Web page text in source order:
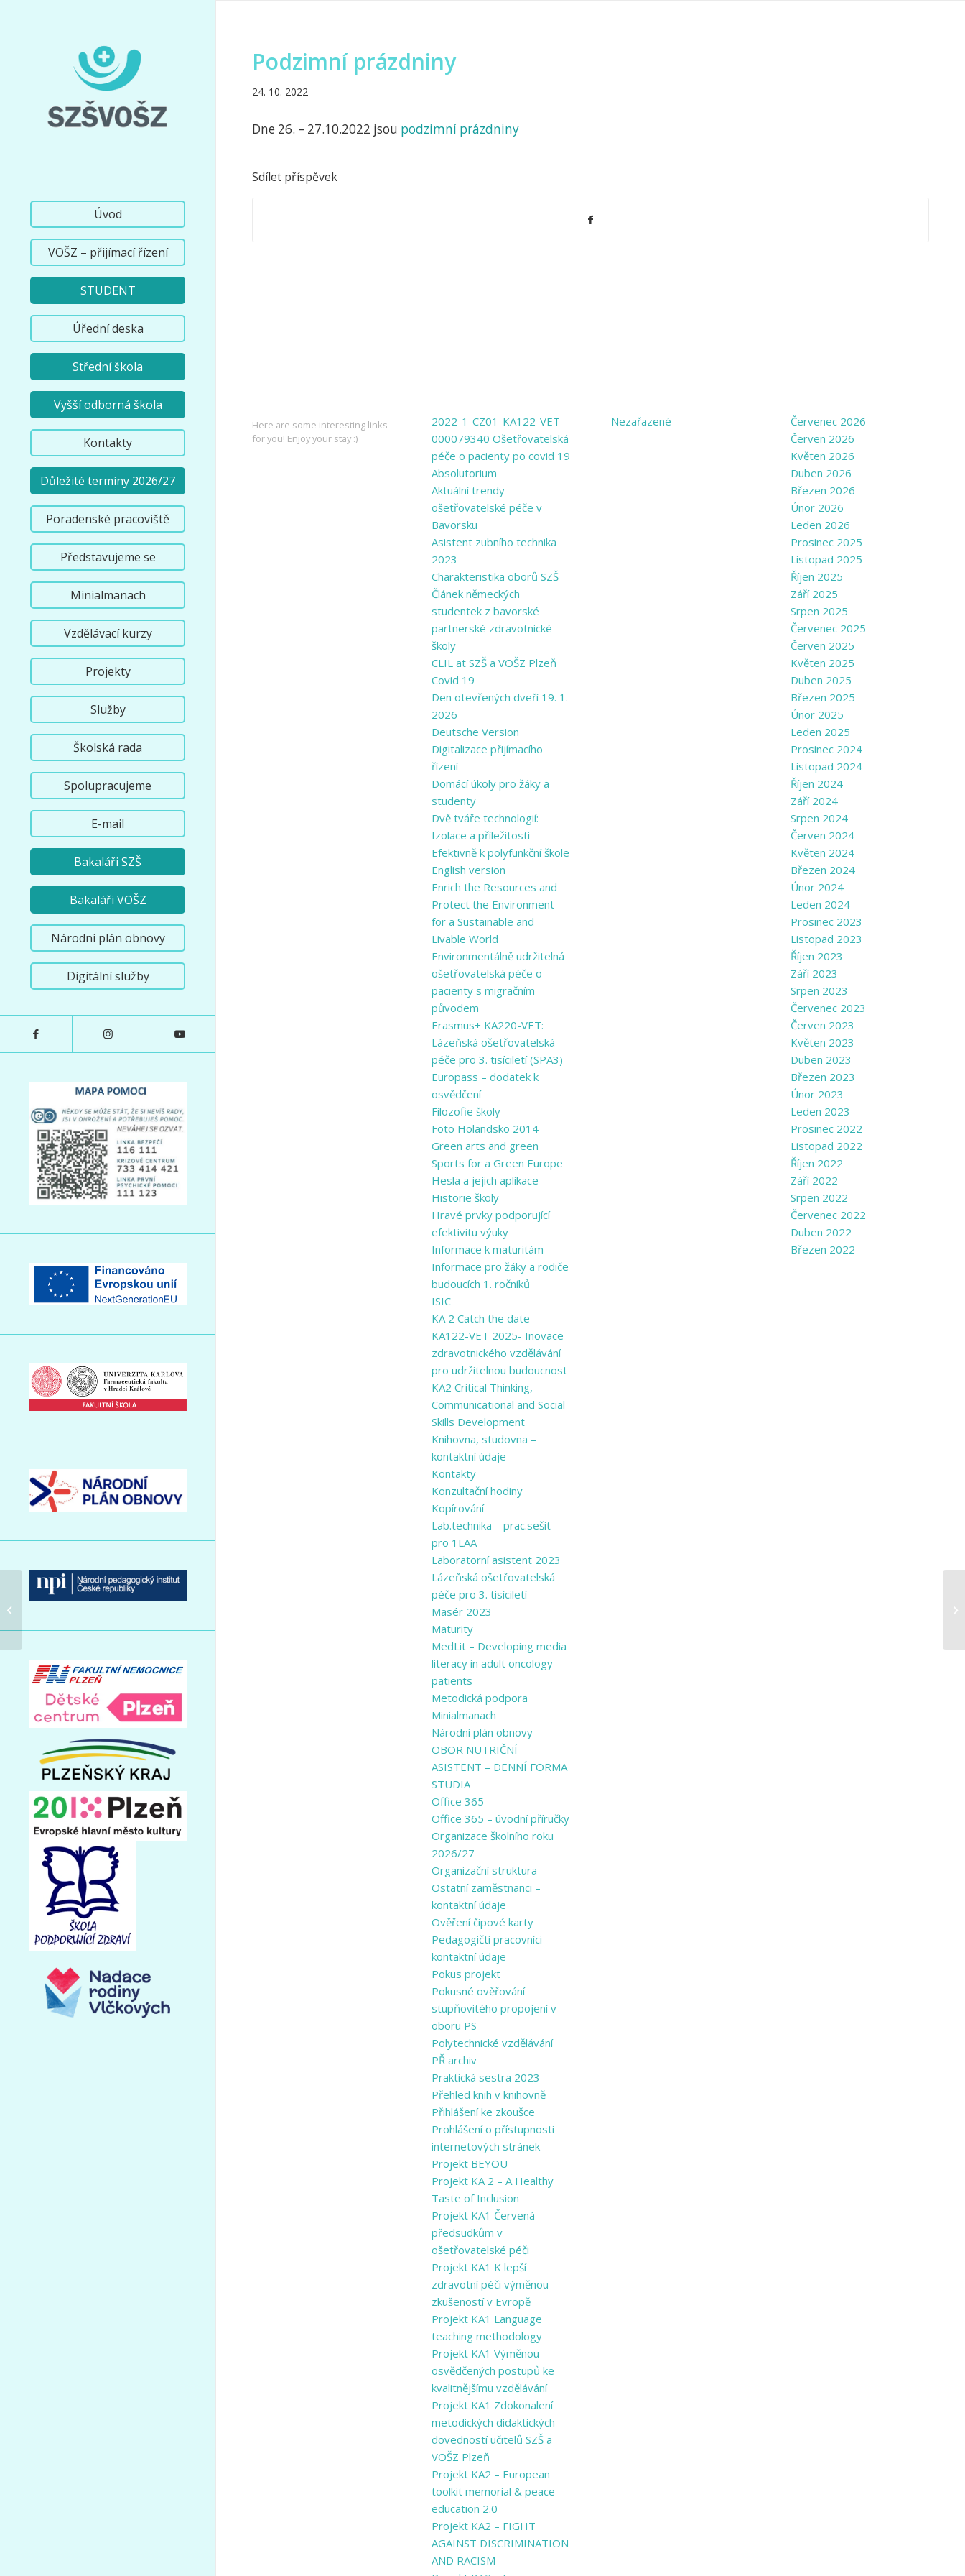
Úvod
VOŠZ – přijímací řízení
STUDENT
Úřední deska
Střední škola
Vyšší odborná škola
Kontakty
Důležité termíny 2026/27
Poradenské pracoviště
Představujeme se
Minialmanach
Vzdělávací kurzy
Projekty
Služby
Školská rada
Spolupracujeme
E-mail
Bakaláři SZŠ
Bakaláři VOŠZ
Národní plán obnovy
Digitální služby
Podzimní prázdniny
24. 10. 2022
Dne 26. – 27.10.2022 jsou podzimní prázdniny
Sdílet příspěvek
Here are some interesting links
for you! Enjoy your stay :)
2022-1-CZ01-KA122-VET-
000079340 Ošetřovatelská
péče o pacienty po covid 19
Absolutorium
Aktuální trendy
ošetřovatelské péče v
Bavorsku
Asistent zubního technika
2023
Charakteristika oborů SZŠ
Článek německých
studentek z bavorské
partnerské zdravotnické
školy
CLIL at SZŠ a VOŠZ Plzeň
Covid 19
Den otevřených dveří 19. 1.
2026
Deutsche Version
Digitalizace přijímacího
řízení
Domácí úkoly pro žáky a
studenty
Dvě tváře technologií:
Izolace a příležitosti
Efektivně k polyfunkční škole
English version
Enrich the Resources and
Protect the Environment
for a Sustainable and
Livable World
Environmentálně udržitelná
ošetřovatelská péče o
pacienty s migračním
původem
Erasmus+ KA220-VET:
Lázeňská ošetřovatelská
péče pro 3. tisíciletí (SPA3)
Europass – dodatek k
osvědčení
Filozofie školy
Foto Holandsko 2014
Green arts and ​green
Sports for a ​Green Europe
Hesla a jejich aplikace
Historie školy
Hravé prvky podporující
efektivitu výuky
Informace k maturitám
Informace pro žáky a rodiče
budoucích 1. ročníků
ISIC
KA 2 Catch the date
KA122-VET 2025- Inovace
zdravotnického vzdělávání
pro udržitelnou budoucnost
KA2 Critical Thinking,
Communicational and Social
Skills Development
Knihovna, studovna –
kontaktní údaje
Kontakty
Konzultační hodiny
Kopírování
Lab.technika – prac.sešit
pro 1LAA
Laboratorní asistent 2023
Lázeňská ošetřovatelská
péče pro 3. tisíciletí
Masér 2023
Maturity
MedLit – Developing media
literacy in adult oncology
patients
Metodická podpora
Minialmanach
Národní plán obnovy
OBOR NUTRIČNÍ
ASISTENT – DENNÍ FORMA
STUDIA
Office 365
Office 365 – úvodní příručky
Organizace školního roku
2026/27
Organizační struktura
Ostatní zaměstnanci –
kontaktní údaje
Ověření čipové karty
Pedagogičtí pracovníci –
kontaktní údaje
Pokus projekt
Pokusné ověřování
stupňovitého propojení v
oboru PS
Polytechnické vzdělávání
PŘ archiv
Praktická sestra 2023
Přehled knih v knihovně
Přihlášení ke zkoušce
Prohlášení o přístupnosti
internetových stránek
Projekt BEYOU
Projekt KA 2 – A Healthy
Taste of Inclusion
Projekt KA1 Červená
předsudkům v
ošetřovatelské péči
Projekt KA1 K lepší
zdravotní péči výměnou
zkušeností v Evropě
Projekt KA1 Language
teaching methodology
Projekt KA1 Výměnou
osvědčených postupů ke
kvalitnějšímu vzdělávání
Projekt KA1 Zdokonalení
metodických didaktických
dovedností učitelů SZŠ a
VOŠZ Plzeň
Projekt KA2 – European
toolkit memorial & peace
education 2.0
Projekt KA2 – FIGHT
AGAINST DISCRIMINATION
AND RACISM
Nezařazené
Červenec 2026
Červen 2026
Květen 2026
Duben 2026
Březen 2026
Únor 2026
Leden 2026
Prosinec 2025
Listopad 2025
Říjen 2025
Září 2025
Srpen 2025
Červenec 2025
Červen 2025
Květen 2025
Duben 2025
Březen 2025
Únor 2025
Leden 2025
Prosinec 2024
Listopad 2024
Říjen 2024
Září 2024
Srpen 2024
Červen 2024
Květen 2024
Březen 2024
Únor 2024
Leden 2024
Prosinec 2023
Listopad 2023
Říjen 2023
Září 2023
Srpen 2023
Červenec 2023
Červen 2023
Květen 2023
Duben 2023
Březen 2023
Únor 2023
Leden 2023
Prosinec 2022
Listopad 2022
Říjen 2022
Září 2022
Srpen 2022
Červenec 2022
Duben 2022
Březen 2022
Průvodce maturitními zkouškami